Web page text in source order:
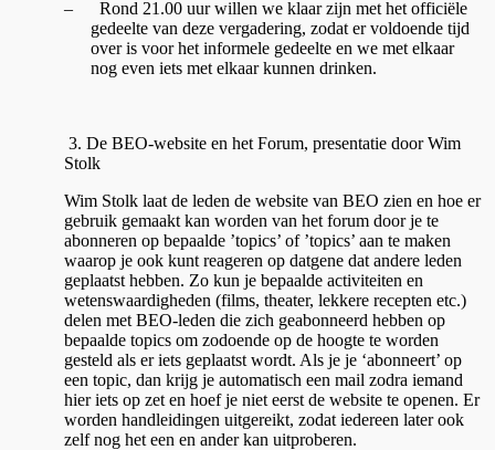
– Rond 21.00 uur willen we klaar zijn met het officiële
gedeelte van deze vergadering, zodat er voldoende tijd
over is voor het informele gedeelte en we met elkaar
nog even iets met elkaar kunnen drinken.
3. De BEO-website en het Forum, presentatie door Wim
Stolk
Wim Stolk laat de leden de website van BEO zien en hoe er
gebruik gemaakt kan worden van het forum door je te
abonneren op bepaalde ’topics’ of ’topics’ aan te maken
waarop je ook kunt reageren op datgene dat andere leden
geplaatst hebben. Zo kun je bepaalde activiteiten en
wetenswaardigheden (films, theater, lekkere recepten etc.)
delen met BEO-leden die zich geabonneerd hebben op
bepaalde topics om zodoende op de hoogte te worden
gesteld als er iets geplaatst wordt. Als je je ‘abonneert’ op
een topic, dan krijg je automatisch een mail zodra iemand
hier iets op zet en hoef je niet eerst de website te openen. Er
worden handleidingen uitgereikt, zodat iedereen later ook
zelf nog het een en ander kan uitproberen.